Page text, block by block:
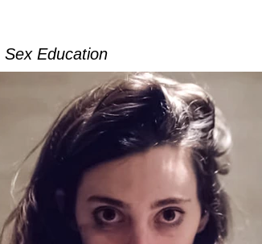
Sex Education